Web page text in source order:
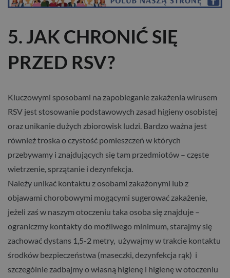
5. JAK CHRONIĆ SIĘ
PRZED RSV?
Kluczowymi sposobami na zapobieganie zakażenia wirusem
RSV jest stosowanie podstawowych zasad higieny osobistej
oraz unikanie dużych zbiorowisk ludzi. Bardzo ważna jest
również troska o czystość pomieszczeń w których
przebywamy i znajdujących się tam przedmiotów – częste
wietrzenie, sprzątanie i dezynfekcja.
Należy unikać kontaktu z osobami zakażonymi lub z
objawami chorobowymi mogącymi sugerować zakażenie,
jeżeli zaś w naszym otoczeniu taka osoba się znajduje –
ograniczmy kontakty do możliwego minimum, starajmy się
zachować dystans 1,5-2 metry, używajmy w trakcie kontaktu
środków bezpieczeństwa (maseczki, dezynfekcja rąk) i
szczególnie zadbajmy o własną higienę i higienę w otoczeniu